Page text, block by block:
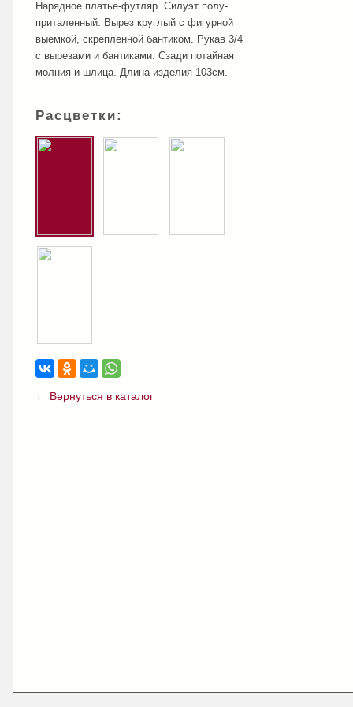
Нарядное платье-футляр. Силуэт полу-
приталенный. Вырез круглый с фигурной
выемкой, скрепленной бантиком. Рукав 3/4
с вырезами и бантиками. Сзади потайная
молния и шлица. Длина изделия 103см.
Расцветки:
← Вернуться в каталог